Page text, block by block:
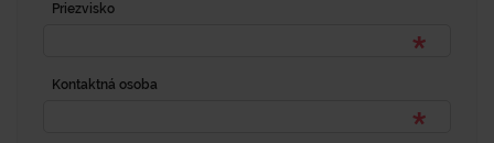
Priezvisko
Kontaktná osoba